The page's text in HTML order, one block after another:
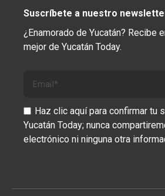
Suscríbete a nuestro
¿Enamorado de Yucatán? Recibe
mejor de Yucatán Today.
Haz clic aquí para confirmar tu
Yucatán Today; nunca
electrónico ni ninguna otra